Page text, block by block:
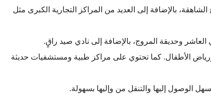
بالإضافة إلى العديد من المراكز التجارية الكبرى مثل
وحديقة المروج، بالإضافة إلى نادي صيد راقٍ.
الأطفال. كما تحتوي على مراكز طبية ومستشفيات حديثة
الوصول إليها والتنقل من وإليها بسهولة.